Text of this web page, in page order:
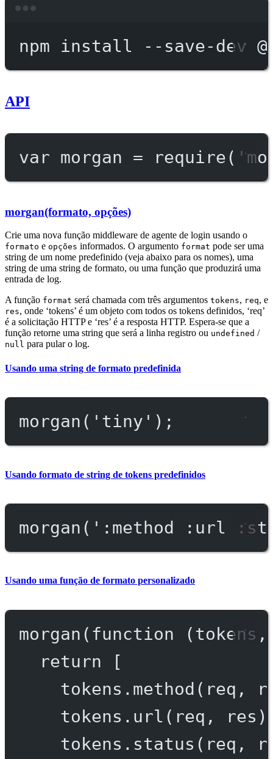
npm install --save-dev
API
var morgan = require(
morgan(formato, opções)
Crie uma nova função middleware de agente de login usando o
formato e opções informados. O argumento format pode ser uma
string de um nome predefinido (veja abaixo para os nomes), uma
string de uma string de formato, ou uma função que produzirá uma
entrada de log.
A função format será chamada com três argumentos tokens, req, e
res, onde ‘tokens’ é um objeto com todos os tokens definidos, ‘req’
é a solicitação HTTP e ‘res’ é a resposta HTTP. Espera-se que a
função retorne uma string que será a linha registro ou undefined /
null para pular o log.
Usando uma string de formato predefinida
morgan ( 'tiny' );
Usando formato de string de tokens predefinidos
morgan ( ':method :url
Usando uma função de formato personalizado
morgan ( function (tokens
return [
tokens. method (req,
tokens. url (req,
tokens. status (req,